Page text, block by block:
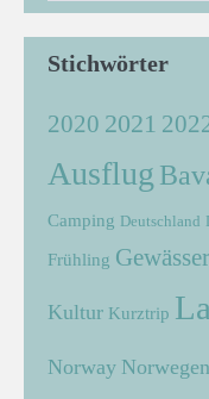
Stichwörter
2020 2021
Ausflug
Camping Deutschland
Frühling Gewässer
Kultur Kurztrip
Norway Norwegen